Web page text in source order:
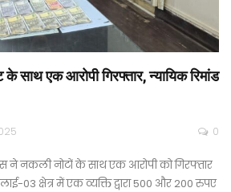
साथ एक आरोपी गिरफ्तार, न्यायिक रिमांड
0
ने नकली नोटों के साथ एक आरोपी को गिरफ्तार
03 क्षेत्र में एक व्यक्ति द्वारा 500 और 200 रुपए